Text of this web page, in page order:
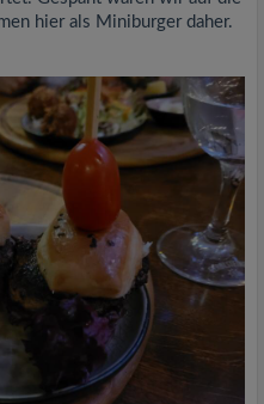
hier als Miniburger daher.